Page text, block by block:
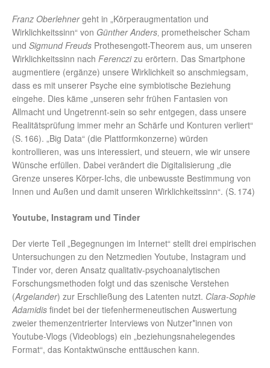
Franz Oberlehnergeht in „Körperaugmentation und
Wirklichkeitssinn“ von Günther Anders‚ prometheischer Scham
und Sigmund Freuds Prothesengott-Theorem aus, um unseren
Wirklichkeitssinn nach Ferenczizu erörtern. Das Smartphone
augmentiere (ergänze) unsere Wirklichkeit so anschmiegsam,
dass es mit unserer Psyche eine symbiotische Beziehung
eingehe. Dies käme „unseren sehr frühen Fantasien von
Allmacht und Ungetrennt-sein so sehr entgegen, dass unsere
Realitätsprüfung immer mehr an Schärfe und Konturen verliert“
(S. 166). „Big Data“ (die Plattformkonzerne) würden
kontrollieren, was uns interessiert, und steuern, wie wir unsere
Wünsche erfüllen. Dabei verändert die Digitalisierung „die
Grenze unseres Körper-Ichs, die unbewusste Bestimmung von
Innen und Außen und damit unseren Wirklichkeitssinn“. (S. 174)
Youtube, Instagram und Tinder
Der vierte Teil „Begegnungen im Internet“ stellt drei empirischen
Untersuchungen zu den Netzmedien Youtube, Instagram und
Tinder vor, deren Ansatz qualitativ-psychoanalytischen
Forschungsmethoden folgt und das szenische Verstehen
(Argelander) zur Erschließung des Latenten nutzt. Clara-Sophie
Adamidis findet bei der tiefenhermeneutischen Auswertung
zweier themenzentrierter Interviews von Nutzer*innen von
Youtube-Vlogs (Videoblogs) ein „beziehungsnahelegendes
Format“, das Kontaktwünsche enttäuschen kann.